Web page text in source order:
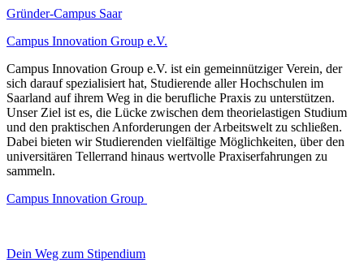
Gründer-Campus Saar
Campus Innovation Group e.V.
Campus Innovation Group e.V. ist ein gemeinnütziger Verein, der
sich darauf spezialisiert hat, Studierende aller Hochschulen im
Saarland auf ihrem Weg in die berufliche Praxis zu unterstützen.
Unser Ziel ist es, die Lücke zwischen dem theorielastigen Studium
und den praktischen Anforderungen der Arbeitswelt zu schließen.
Dabei bieten wir Studierenden vielfältige Möglichkeiten, über den
universitären Tellerrand hinaus wertvolle Praxiserfahrungen zu
sammeln.
Campus Innovation Group
Dein Weg zum Stipendium